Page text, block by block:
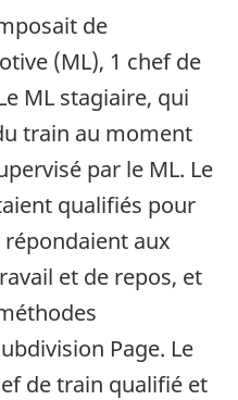
de
(ML), 1 chef de
ML stagiaire, qui
train au moment
par le ML. Le
qualifiés pour
aux
et de repos, et
Page. Le
de train qualifié et